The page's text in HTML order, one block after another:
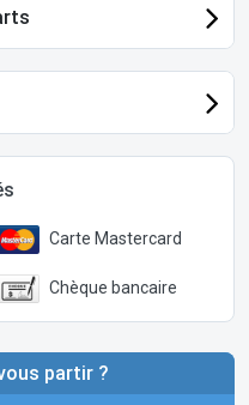
Carte Mastercard
Chèque bancaire
partir ?